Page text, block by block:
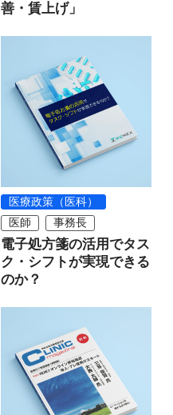
善・賃上げ」
医療政策（医科）
医師
事務長
電子処方箋の活用でタス
ク・シフトが実現できる
のか？